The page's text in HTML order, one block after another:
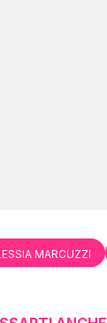
MARCUZZI